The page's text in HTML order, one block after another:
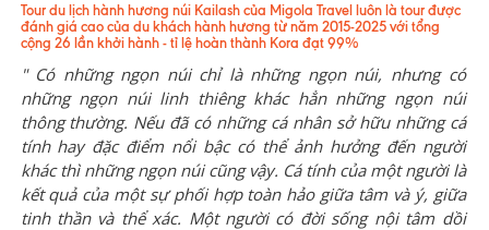
Tour du lịch hành hương núi Kailash của Migola Travel luôn là tour được
đánh giá cao của du khách hành hương từ năm 2015-2025 với tổng
cộng 26 lần khởi hành - tỉ lệ hoàn thành Kora đạt 99%
" Có những ngọn núi chỉ là những ngọn núi, nhưng có
những ngọn núi linh thiêng khác hẳn những ngọn núi
thông thường. Nếu đã có những cá nhân sở hữu những cá
tính hay đặc điểm nổi bậc có thể ảnh hưởng đến người
khác thì những ngọn núi cũng vậy. Cá tính của một người là
kết quả của một sự phối hợp toàn hảo giữa tâm và ý, giữa
tinh thần và thể xác. Một người có đời sống nội tâm dồi